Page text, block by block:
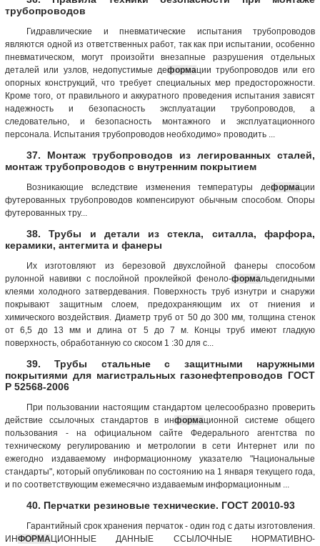
трубопроводов
Гидравлические и пневматические испытания трубопроводов
являются одной из ответственных работ, так как при испытании, особенно
пневматическом, могут произойти внезапные разрушения отдельных
деталей или узлов, недопустимые деформации трубопроводов или его
опорных конструкций, что требует специальных мер предосторожности.
Кроме того, от правильного и аккуратного проведения испытания зависят
надежность и безопасность эксплуатации трубопроводов, а
следовательно, и безопасность монтажного и эксплуатационного
персонала. Испытания трубопроводов необходимо» проводить ...
37. Монтаж трубопроводов из легированных сталей,
монтаж трубопроводов с внутренним покрытием
Возникающие вследствие изменения температуры деформации
футерованных трубопроводов компенсируют обычным способом. Опоры
футерованных тру...
38. Трубы и детали из стекла, ситалла, фарфора,
керамики, антегмита и фанеры
Их изготовляют из березовой двухслойной фанеры способом
рулонной навивки с послойной проклейкой феноло-формальдегидными
клеями холодного затвердевания. Поверхность труб изнутри и снаружи
покрывают защитным слоем, предохраняющим их от гниения и
химического воздействия. Диаметр труб от 50 до 300 мм, толщина стенок
от 6,5 до 13 мм и длина от 5 до 7 м. Концы труб имеют гладкую
поверхность, обработанную со скосом 1 :30 для с...
39. Трубы стальные с защитными наружными
покрытиями для магистральных газонефтепроводов ГОСТ
Р 52568-2006
При пользовании настоящим стандартом целесообразно проверить
действие ссылочных стандартов в информационной системе общего
пользования - на официальном сайте Федерального агентства по
техническому регулированию и метрологии в сети Интернет или по
ежегодно издаваемому информационному указателю "Национальные
стандарты", который опубликован по состоянию на 1 января текущего года,
и по соответствующим ежемесячно издаваемым информационным ...
40. Перчатки резиновые технические. ГОСТ 20010-93
Гарантийный срок хранения перчаток - один год с даты изготовления.
ИНФОРМАЦИОННЫЕ ДАННЫЕ ССЫЛОЧНЫЕ НОРМАТИВНО-